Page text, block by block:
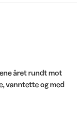
året rundt mot
vanntette og med